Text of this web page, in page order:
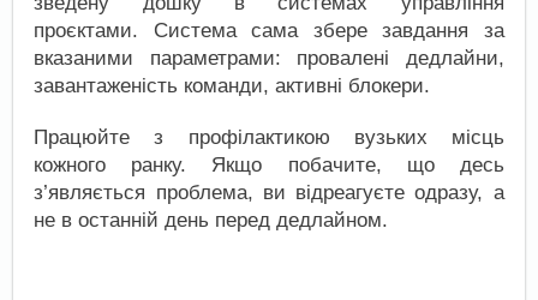
проєктами. Система сама збере завдання за
вказаними параметрами: провалені дедлайни,
завантаженість команди, активні блокери.
Працюйте з профілактикою вузьких місць
кожного ранку. Якщо побачите, що десь
з’являється проблема, ви відреагуєте одразу, а
не в останній день перед дедлайном.